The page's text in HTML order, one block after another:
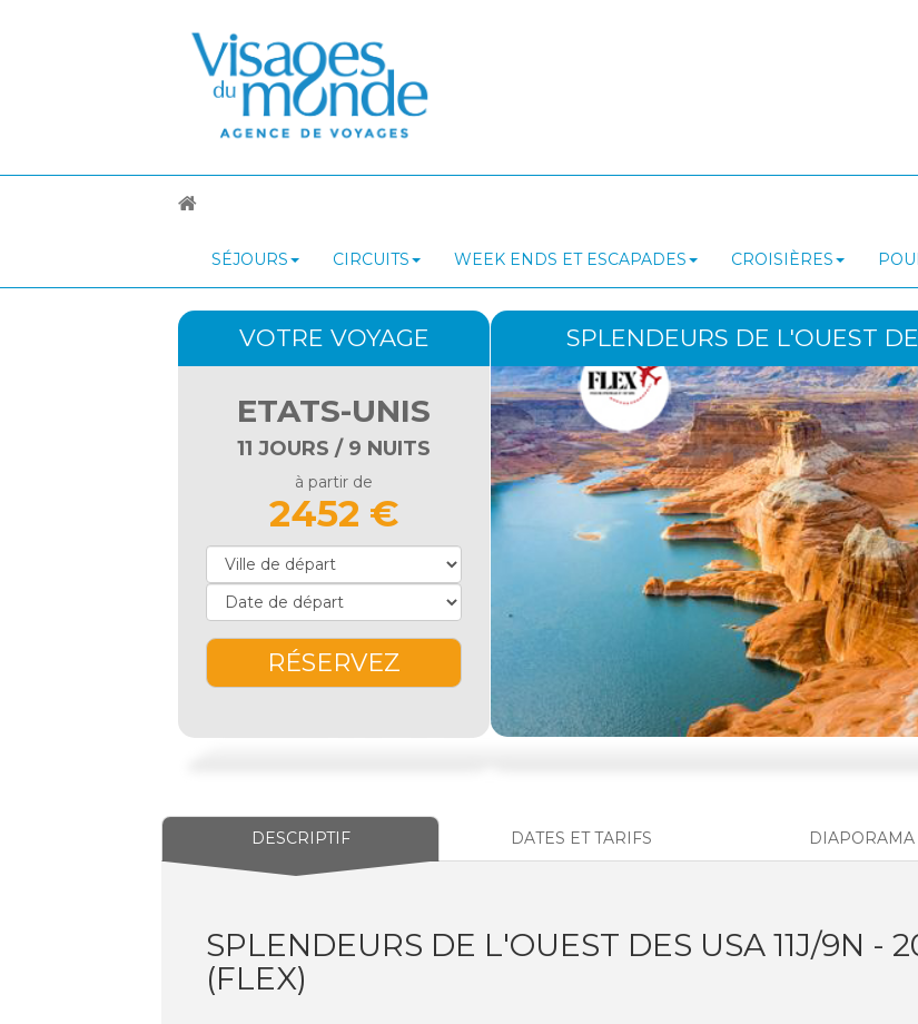
SÉJOURS CIRCUITS WEEK ENDS ET ESCAPADES CROISIÈRES
SPLENDEURS DE L'OUEST
VOTRE VOYAGE
ETATS-UNIS
11 JOURS / 9 NUITS
à partir de
2452 €
RÉSERVEZ
DESCRIPTIF DATES ET TARIFS DIAPORAMA
SPLENDEURS DE L'OUEST DES USA 11J/9N -
(FLEX)